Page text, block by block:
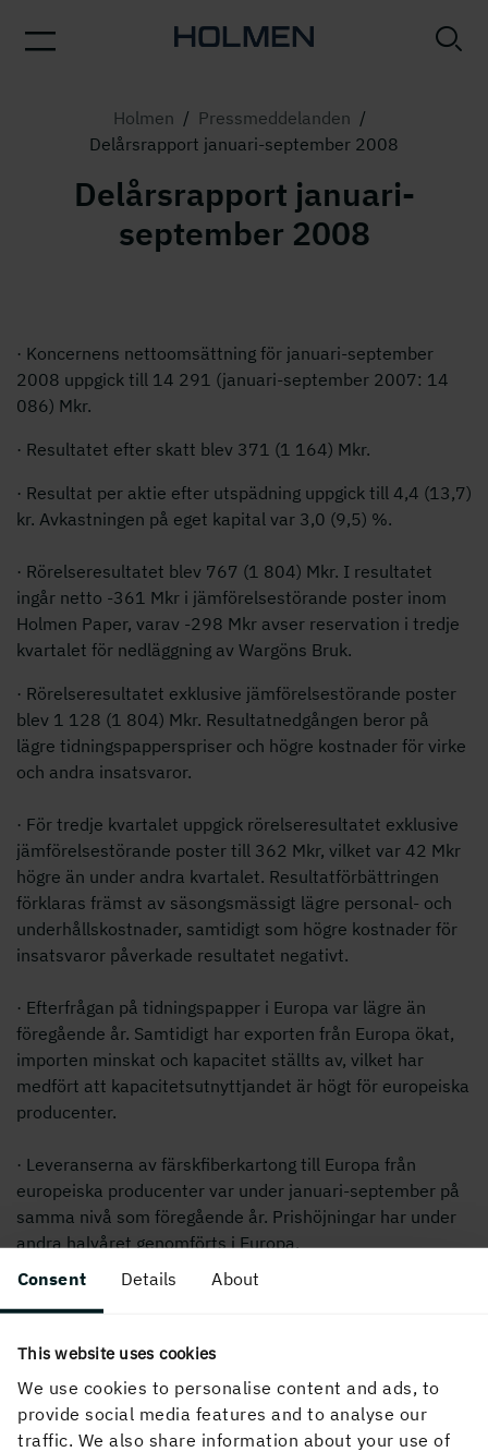
Consent Details About
This website uses cookies
We use cookies to personalise content and ads, to
provide social media features and to analyse our
traffic. We also share information about your use of
Holmen / Pressmeddelanden /
Delårsrapport januari-september 2008
Delårsrapport januari-
september 2008
· Koncernens nettoomsättning för januari-september
2008 uppgick till 14 291 (januari-september 2007: 14
086) Mkr.
· Resultatet efter skatt blev 371 (1 164) Mkr.
· Resultat per aktie efter utspädning uppgick till 4,4 (13,7)
kr. Avkastningen på eget kapital var 3,0 (9,5) %.
· Rörelseresultatet blev 767 (1 804) Mkr. I resultatet
ingår netto -361 Mkr i jämförelsestörande poster inom
Holmen Paper, varav -298 Mkr avser reservation i tredje
kvartalet för nedläggning av Wargöns Bruk.
· Rörelseresultatet exklusive jämförelsestörande poster
blev 1 128 (1 804) Mkr. Resultatnedgången beror på
lägre tidningspapperspriser och högre kostnader för virke
och andra insatsvaror.
· För tredje kvartalet uppgick rörelseresultatet exklusive
jämförelsestörande poster till 362 Mkr, vilket var 42 Mkr
högre än under andra kvartalet. Resultatförbättringen
förklaras främst av säsongsmässigt lägre personal- och
underhållskostnader, samtidigt som högre kostnader för
insatsvaror påverkade resultatet negativt.
· Efterfrågan på tidningspapper i Europa var lägre än
föregående år. Samtidigt har exporten från Europa ökat,
importen minskat och kapacitet ställts av, vilket har
medfört att kapacitetsutnyttjandet är högt för europeiska
producenter.
· Leveranserna av färskfiberkartong till Europa från
europeiska producenter var under januari-september på
samma nivå som föregående år. Prishöjningar har under
andra halvåret genomförts i Europa.
Delårsrapport januari-september 2008
PUBLICERAD
12 november, 2008, 12:40